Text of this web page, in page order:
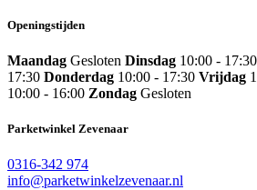
Openingstijden
Maandag Gesloten Dinsdag 10:00 - 17:30
17:30 Donderdag 10:00 - 17:30 Vrijdag
10:00 - 16:00 Zondag Gesloten
Parketwinkel Zevenaar
0316-342 974
info@parketwinkelzevenaar.nl